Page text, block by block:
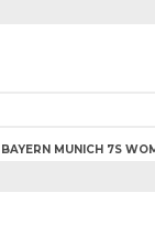
BAYERN MUNICH 7S